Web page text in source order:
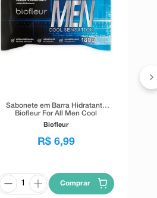
Sabonete em Barra Hidratante
Biofleur For All Men Cool
Sensation 180g
Biofleur
R$ 6,99
Comprar